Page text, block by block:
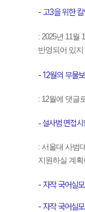
- 고3을 위한
: 2025년 11월
반영되어 있
- 12월의 무물
: 12월에 댓글
- 설사범 면접
: 서울대 사범
지원하실 계
- 자작 국어실
- 자작 국어실